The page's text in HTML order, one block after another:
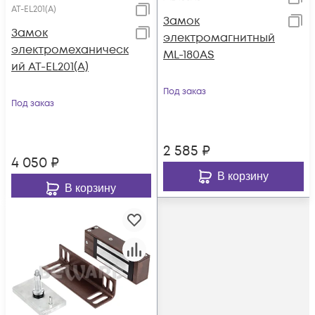
AT-EL201(А)
Замок
электромеханическ
ий AT-EL201(А)
Под заказ
4 050 ₽
В корзину
Замок
электромагнитный
ML-180AS
Под заказ
2 585 ₽
В корзину